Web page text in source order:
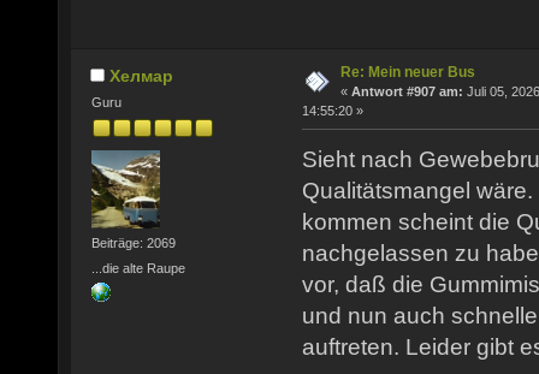
Хелмар
Guru
Beiträge: 2069
...die alte Raupe
Re: Mein neuer Bus
« Antwort #907 am: Juli 05,
14:55:20 »
Sieht nach
Qualitätsmangel
kommen scheint die
nachgelassen zu
vor, daß die
und nun auch
auftreten. Leider gibt